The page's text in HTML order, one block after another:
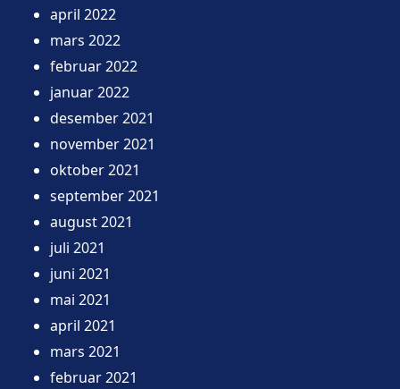
april 2022
mars 2022
februar 2022
januar 2022
desember 2021
november 2021
oktober 2021
september 2021
august 2021
juli 2021
juni 2021
mai 2021
april 2021
mars 2021
februar 2021